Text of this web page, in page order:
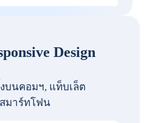
Design
บนคอมฯ, แท็บเล็ต
มาร์ทโฟน